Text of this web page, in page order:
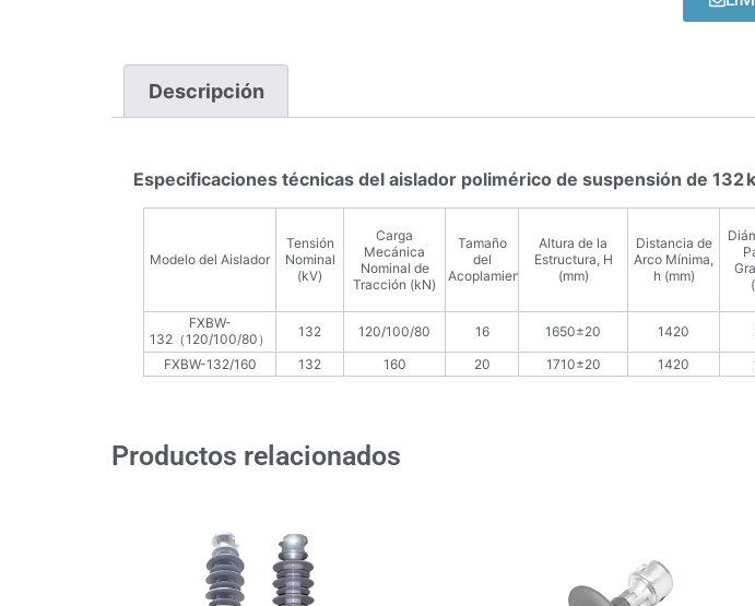
Descripción
Especificaciones técnicas del aislador polimérico de suspensión de 132
Modelo del Aislador
Tensión
Nominal
(kV)
Carga
Mecánica
Nominal de
Tracción (kN)
Tamaño
del
Acoplamiento
Altura de la
Estructura, H
(mm)
Distancia de
Arco Mínima,
h (mm)
FXBW-
132（120/100/80）
132 120/100/80 16 1650±20 1420
FXBW-132/160
132 160 20 1710±20 1420
Productos relacionados